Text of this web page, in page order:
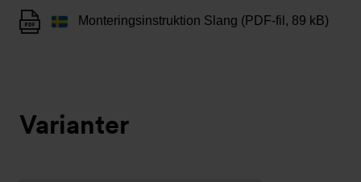
Monteringsinstruktion Slang (PDF-fil, 89 kB)
Varianter